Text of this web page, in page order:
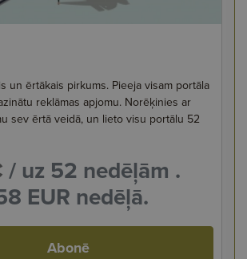
un ērtākais pirkums. Pieeja visam portāla
reklāmas apjomu. Norēķinies ar
sev ērtā veidā, un lieto visu portālu 52
/ uz 52 nedēļām .
EUR nedēļā.
Abonē